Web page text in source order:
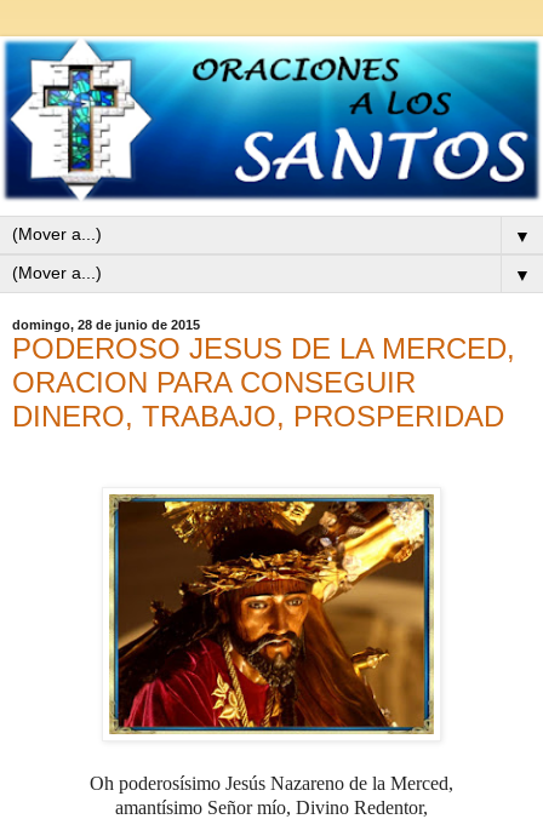
▼
▼
domingo, 28 de junio de 2015
PODEROSO JESUS DE LA MERCED,
ORACION PARA CONSEGUIR
DINERO, TRABAJO, PROSPERIDAD
Oh poderosísimo Jesús Nazareno de la Merced,
amantísimo Señor mío, Divino Redentor,